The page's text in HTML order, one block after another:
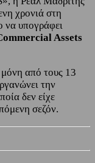
χρονιά στη
να υπογράφει
Assets
από τους 13
την
δεν είχε
σεζόν.